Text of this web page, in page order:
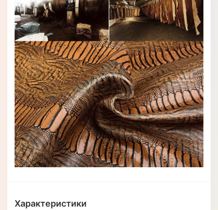
Характеристики